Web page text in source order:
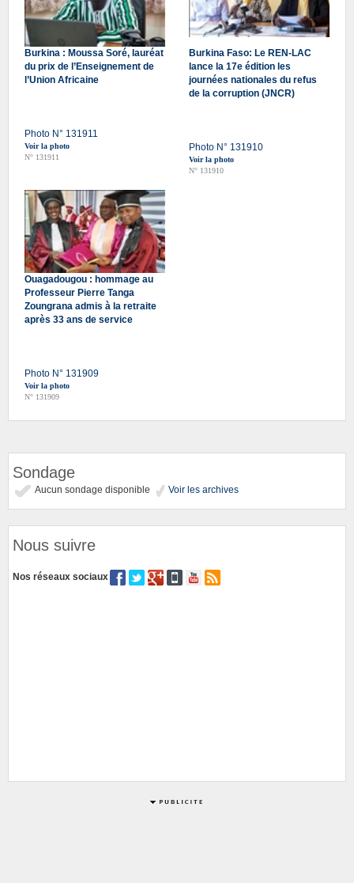
Burkina : Moussa Soré, lauréat
du prix de l’Enseignement de
l’Union Africaine
Photo N° 131911
Voir la photo
N° 131911
Burkina Faso: Le REN-LAC
lance la 17e édition les
journées nationales du refus
de la corruption (JNCR)
Photo N° 131910
Voir la photo
N° 131910
Ouagadougou : hommage au
Professeur Pierre Tanga
Zoungrana admis à la retraite
après 33 ans de service
Photo N° 131909
Voir la photo
N° 131909
Sondage
Aucun sondage disponible Voir les archives
Nous suivre
Nos réseaux sociaux